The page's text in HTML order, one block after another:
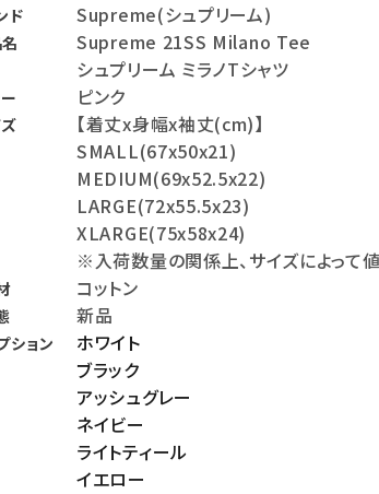
会員登録
ド Supreme(シュプリーム)
Supreme 21SS Milano Tee
シュプリーム ミラノTシャツ
ピンク
【着丈x身幅x袖丈(cm)】
SMALL(67x50x21)
MEDIUM(69x52.5x22)
LARGE(72x55.5x23)
XLARGE(75x58x24)
※入荷数量の関係上、サイズによって
コットン
新品
ション
ホワイト
ブラック
アッシュグレー
ネイビー
ライトティール
イエロー